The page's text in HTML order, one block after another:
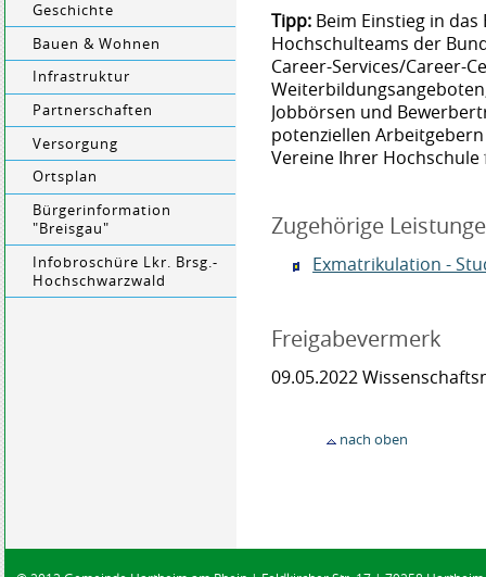
Geschichte
Bauen & Wohnen
Infrastruktur
Partnerschaften
Versorgung
Ortsplan
Bürgerinformation
"Breisgau"
Infobroschüre Lkr. Brsg.-
Hochschwarzwald
Tipp: Beim Einstieg in
Hochschulteams der
Career-Services/Career-
Jobbörsen und
potenziellen
Vereine Ihrer Hochschule
Zugehörige
Exmatrikulation -
Freigabevermerk
09.05.2022
nach oben